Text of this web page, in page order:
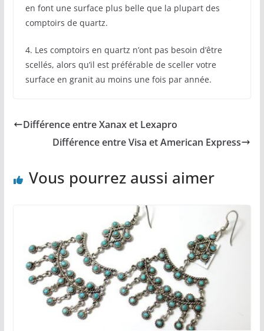
en font une surface plus belle que la plupart des
comptoirs de quartz.
4. Les comptoirs en quartz n’ont pas besoin d’être
scellés, alors qu’il est préférable de sceller votre
surface en granit au moins une fois par année.
Différence entre Xanax et Lexapro
Différence entre Visa et American Express
Vous pourrez aussi aimer